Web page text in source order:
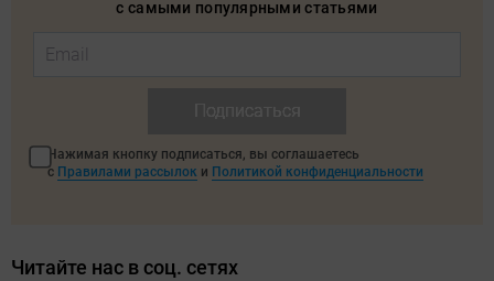
с самыми популярными статьями
Нажимая кнопку подписаться, вы соглашаетесь
с Правилами рассылок и Политикой конфиденциальности
Читайте нас в соц. сетях